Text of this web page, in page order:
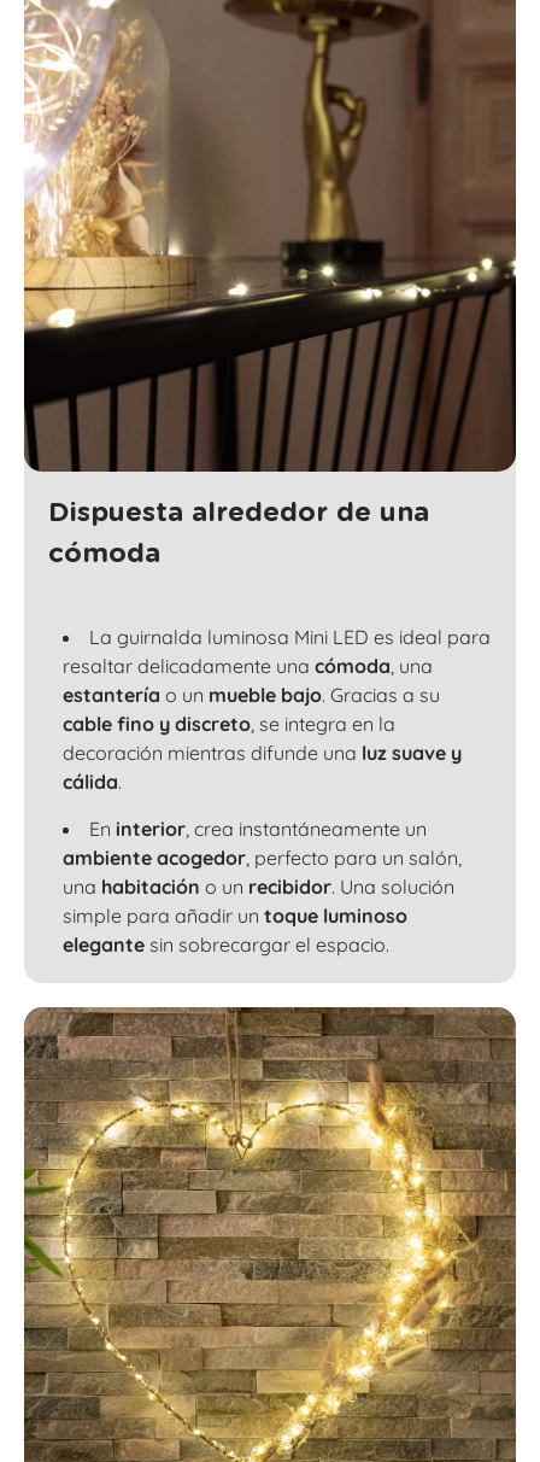
Dispuesta alrededor de una
cómoda
La guirnalda luminosa Mini LED es ideal para
resaltar delicadamente una cómoda, una
estantería o un mueble bajo. Gracias a su
cable fino y discreto, se integra en la
decoración mientras difunde una luz suave y
cálida.
En interior, crea instantáneamente un
ambiente acogedor, perfecto para un salón,
una habitación o un recibidor. Una solución
simple para añadir un toque luminoso
elegante sin sobrecargar el espacio.